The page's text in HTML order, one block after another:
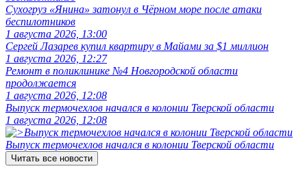
Сухогруз «Янина» затонул в Чёрном море после атаки
беспилотников
1 августа 2026, 13:00
Сергей Лазарев купил квартиру в Майами за $1 миллион
1 августа 2026, 12:27
Ремонт в поликлинике №4 Новгородской области
продолжается
1 августа 2026, 12:08
Выпуск термочехлов начался в колонии Тверской области
1 августа 2026, 12:08
Выпуск термочехлов начался в колонии Тверской области
Читать все новости